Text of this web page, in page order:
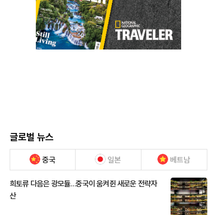
글로벌 뉴스
중국 일본 베트남
희토류 다음은 광모듈…중국이 움켜쥔 새로운 전략자
산